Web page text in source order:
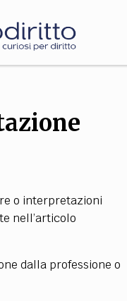
Ingegneria
o interpretazioni
nell’articolo
dalla professione o